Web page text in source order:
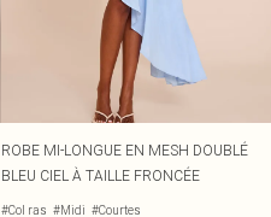
ROBE MI-LONGUE EN MESH DOUBLÉ
BLEU CIEL À TAILLE FRONCÉE
#Col ras #Midi #Courtes